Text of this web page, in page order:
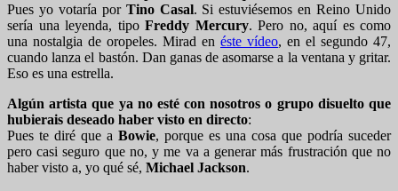
Pues yo votaría por Tino Casal. Si estuviésemos en Reino Unido
sería una leyenda, tipo Freddy Mercury. Pero no, aquí es como
una nostalgia de oropeles. Mirad en éste vídeo, en el segundo 47,
cuando lanza el bastón. Dan ganas de asomarse a la ventana y gritar.
Eso es una estrella.
Algún artista que ya no esté con nosotros o grupo disuelto que
hubierais deseado haber visto en directo:
Pues te diré que a Bowie, porque es una cosa que podría suceder
pero casi seguro que no, y me va a generar más frustración que no
haber visto a, yo qué sé, Michael Jackson.